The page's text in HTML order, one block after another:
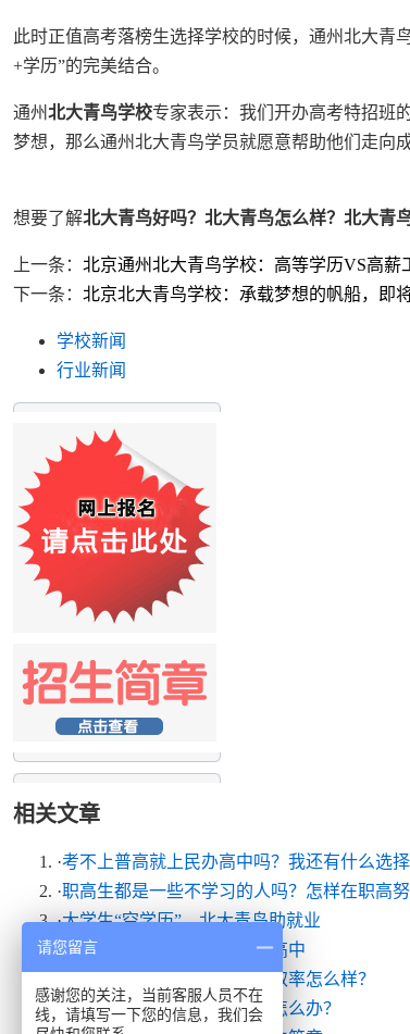
此时正值高考落榜生选择学校的时候，通州北大青
+学历”的完美结合。
通州北大青鸟学校专家表示：我们开办高考特招班
梦想，那么通州北大青鸟学员就愿意帮助他们走向
想要了解北大青鸟好吗？北大青鸟怎么样？北大青
上一条： 北京通州北大青鸟学校：高等学历VS高薪
下一条： 北京北大青鸟学校：承载梦想的帆船，即
学校新闻
行业新闻
相关文章
·考不上普高就上民办高中吗？我还有什么选择
·职高生都是一些不学习的人吗？怎样在职高努
·大学生“空学历”，北大青鸟助就业
·北京外地孩子可以上的职业高中
北大青鸟通州学院的单招录取率怎么样？
·开学了，没收到录取通知书怎么办？
请您留言
感谢您的关注，当前客服人员不在
线，请填写一下您的信息，我们会